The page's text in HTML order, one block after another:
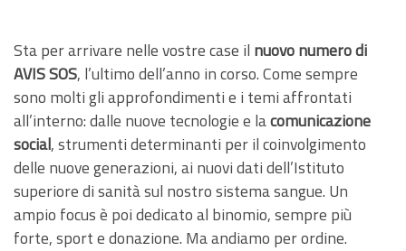
Sta per arrivare nelle vostre case il nuovo numero di
AVIS SOS, l’ultimo dell’anno in corso. Come sempre
sono molti gli approfondimenti e i temi affrontati
all’interno: dalle nuove tecnologie e lacomunicazione
social, strumenti determinanti per il coinvolgimento
delle nuove generazioni, ai nuovi dati dell’Istituto
superiore di sanità sul nostro sistema sangue. Un
ampio focus è poi dedicato al binomio, sempre più
forte, sport e donazione. Ma andiamo per ordine.